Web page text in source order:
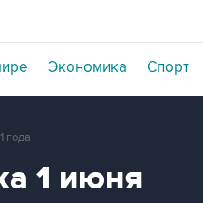
Экономика Спорт
года
1 июня